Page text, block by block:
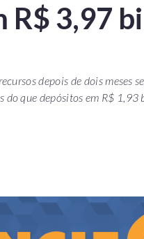
R$ 3,97
depois de dois meses
do que depósitos em R$ 1,93